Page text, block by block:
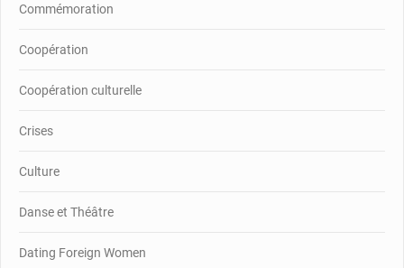
Commémoration
Coopération
Coopération culturelle
Crises
Culture
Danse et Théâtre
Dating Foreign Women